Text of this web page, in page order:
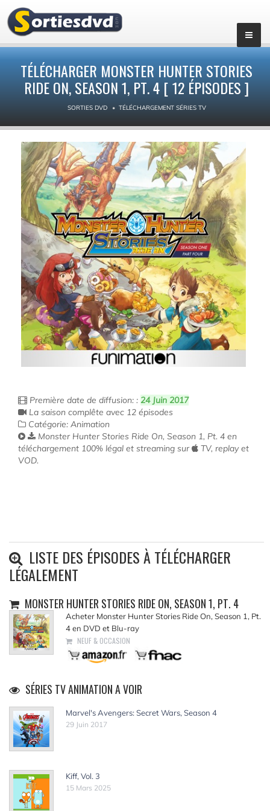
TÉLÉCHARGER MONSTER HUNTER STORIES
RIDE ON, SEASON 1, PT. 4 [ 12 ÉPISODES ]
SORTIES DVD TÉLÉCHARGEMENT SÉRIES TV
Première date de diffusion: : 24 Juin 2017
La saison complête avec 12 épisodes
Catégorie: Animation
Monster Hunter Stories Ride On, Season 1, Pt. 4 en
téléchargement 100% légal et streaming sur
TV, replay et
VOD.
LISTE DES ÉPISODES À TÉLÉCHARGER
LÉGALEMENT
MONSTER HUNTER STORIES RIDE ON, SEASON 1, PT. 4
Acheter Monster Hunter Stories Ride On, Season 1, Pt.
4 en DVD et Blu-ray
NEUF & OCCASION
SÉRIES TV ANIMATION A VOIR
Marvel's Avengers: Secret Wars, Season 4
29 Juin 2017
Kiff, Vol. 3
15 Mars 2025